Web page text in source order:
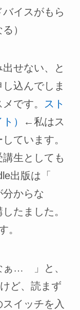
イスがもら
）
せない、と
込んでしま
です。
スト
）
←私はス
ています。
生としても
出版は「
からな
たました。
。
ぁ… 」と、
ど、読まず
イッチを入